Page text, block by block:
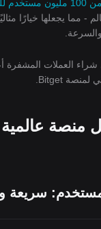
للمنصة
- مما يجعلها خيارًا
شراء العملات المشفرة
سريعة